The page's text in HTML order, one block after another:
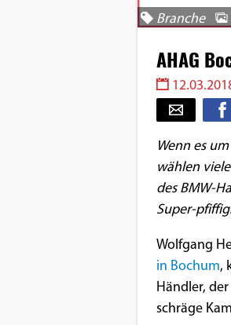
Branche
AHAG
Wenn es
wählen
des BMW-
Super-
Wolfgang
in Bochum,
Händler,
schräge
Einverständnis-Cookie
Dieser Cookie speichert die
Einverständnis-Optionen des